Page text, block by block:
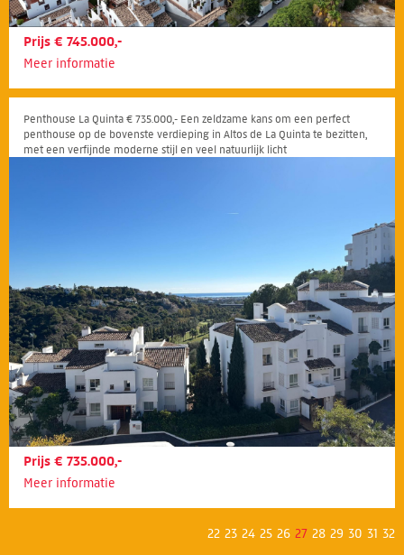
Prijs € 745.000,-
Meer informatie
Penthouse La Quinta € 735.000,- Een zeldzame kans om een perfect
penthouse op de bovenste verdieping in Altos de La Quinta te bezitten,
met een verfijnde moderne stijl en veel natuurlijk licht
Prijs € 735.000,-
Meer informatie
22 23 24 25 26 27 28 29 30 31 32